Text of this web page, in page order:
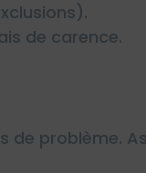
de carence.
de problème.